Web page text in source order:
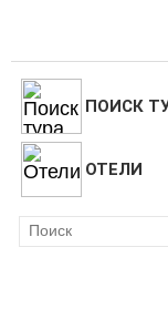
ПОИСК
ОТЕЛИ